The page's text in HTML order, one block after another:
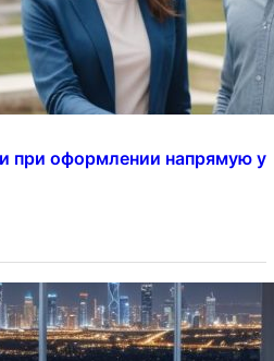
при оформлении напрямую у